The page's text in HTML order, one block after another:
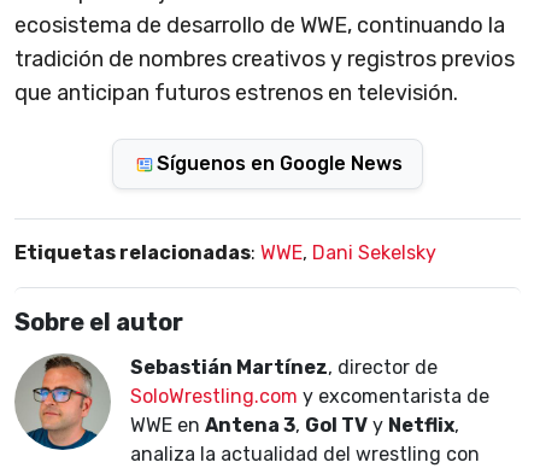
ecosistema de desarrollo de WWE, continuando la
tradición de nombres creativos y registros previos
que anticipan futuros estrenos en televisión.
Síguenos en Google News
Etiquetas relacionadas: WWE, Dani Sekelsky
Sobre el autor
Sebastián Martínez, director de
SoloWrestling.com y excomentarista de
WWE en Antena 3, Gol TV y Netflix,
analiza la actualidad del wrestling con